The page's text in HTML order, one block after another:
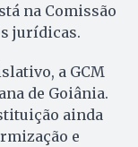
na Comissão
jurídicas.
a GCM
de Goiânia.
ainda
e